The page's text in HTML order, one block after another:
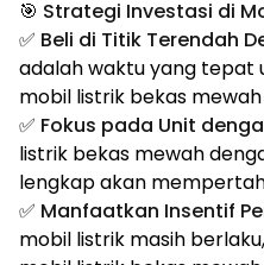
🎯 Strategi Investasi di
✅ Beli di Titik Terendah
adalah waktu yang tepat
mobil listrik bekas mewah
✅ Fokus pada Unit
listrik bekas mewah
lengkap akan
✅ Manfaatkan Insentif
mobil listrik masih